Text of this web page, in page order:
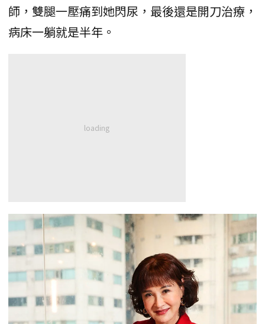
師，雙腿一壓痛到她閃尿，最後還是開刀治療，
病床一躺就是半年。